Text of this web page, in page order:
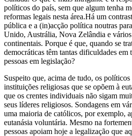
políticos do país, sem que algum tenha
reformas legais nesta área.Há um
pública e a (in)acção política noutras
Unido, Austrália, Nova Zelândia e vários
continentais. Porque é que, quando se
democráticas têm tantas dificuldades em
pessoas em legislação?
Suspeito que, acima de tudo, os
instituições religiosas que se opõem à
que os crentes individuais não sigam
seus líderes religiosos. Sondagens em
uma maioria de católicos, por exemplo,
eutanásia voluntária. Mesmo na
pessoas apoiam hoje a legalização que